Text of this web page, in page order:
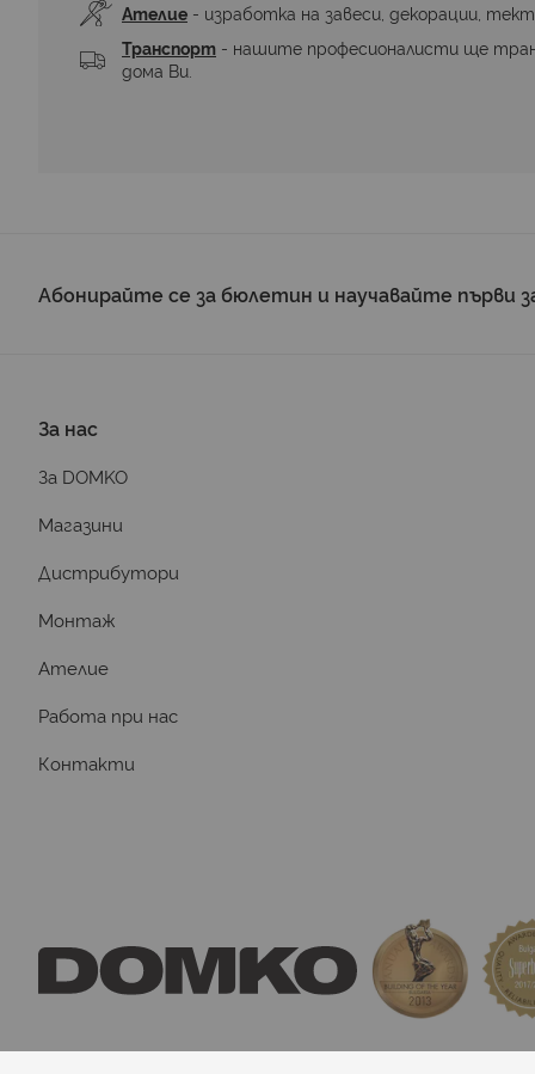
Ателие - изработка на завеси, декорации,
Транспорт - нашите професионалисти ще
дома Ви.
Абонирайте се за бюлетин и научавайте първи
За нас
За DOMKO
Магазини
Дистрибутори
Монтаж
Ателие
Работа при нас
Контакти